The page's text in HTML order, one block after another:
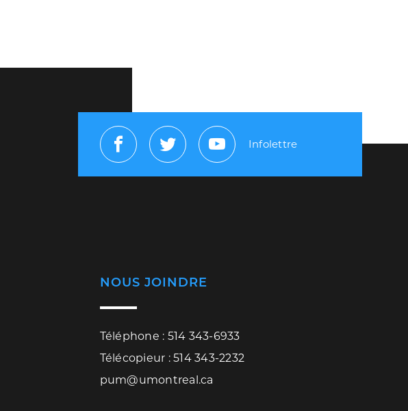
FacebookTwitterYoutube
Infolettre
NOUS JOINDRE
Téléphone : 514 343-6933
Télécopieur : 514 343-2232
pum@umontreal.ca